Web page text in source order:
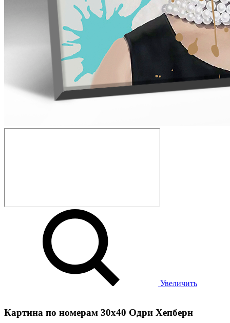
Увеличить
Картина по номерам 30х40 Одри Хепберн